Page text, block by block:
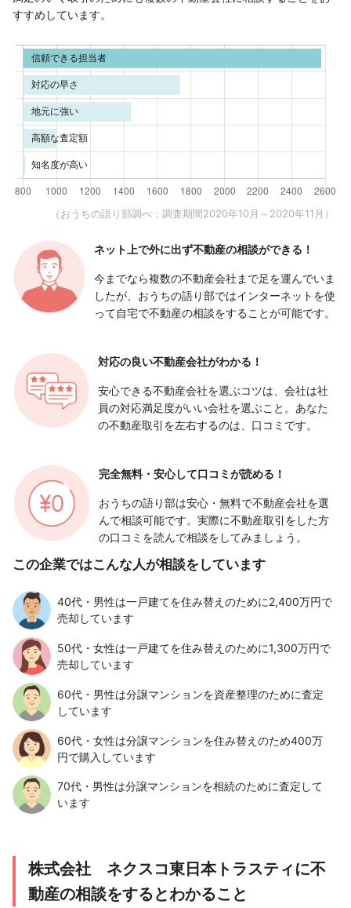
すすめしています。
（おうちの語り部調べ：調査期間2020年10月～2020年11月）
ネット上で外に出ず不動産の相談ができる！
今までなら複数の不動産会社まで足を運んでいま
したが、おうちの語り部ではインターネットを使
って自宅で不動産の相談をすることが可能です。
対応の良い不動産会社がわかる！
安心できる不動産会社を選ぶコツは、会社は社
員の対応満足度がいい会社を選ぶこと。あなた
の不動産取引を左右するのは、口コミです。
完全無料・安心して口コミが読める！
おうちの語り部は安心・無料で不動産会社を選
んで相談可能です。実際に不動産取引をした方
の口コミを読んで相談をしてみましょう。
この企業ではこんな人が相談をしています
40代・男性は一戸建てを住み替えのために2,400万円で
売却しています
50代・女性は一戸建てを住み替えのために1,300万円で
売却しています
60代・男性は分譲マンションを資産整理のために査定
しています
60代・女性は分譲マンションを住み替えのため400万
円で購入しています
70代・男性は分譲マンションを相続のために査定して
います
株式会社 ネクスコ東日本トラスティに不
動産の相談をするとわかること